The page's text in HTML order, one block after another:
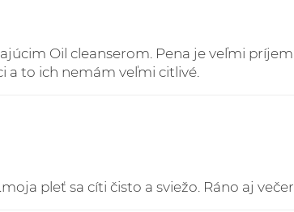
Oil cleanserom. Pena je veľmi
a to ich nemám veľmi citlivé.
pleť sa cíti čisto a sviežo. Ráno aj večer.